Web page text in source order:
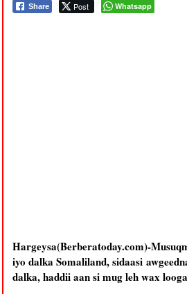
Share Post Whatsapp
Hargeysa(Berberatoday.com)-
iyo dalka Somaliland, sidaasi
dalka, haddii aan si mug leh wax